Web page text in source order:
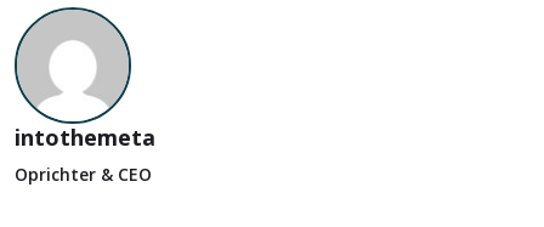
intothemeta
Oprichter & CEO